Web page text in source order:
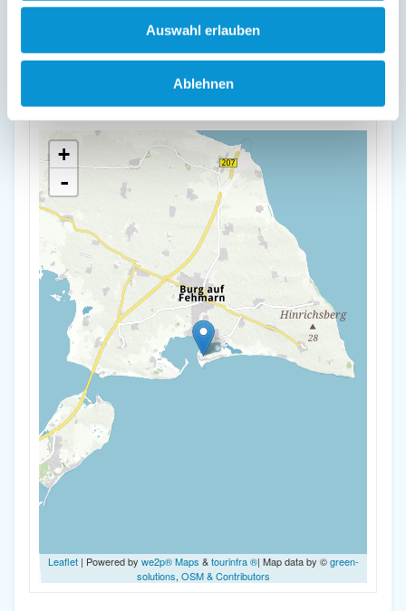
Auswahl erlauben
Ablehnen
Lage & Adresse des Objektes
"Apartment - FerienOase" mit Blick auf Yachthafen
+
-
Leaflet| Powered by we2p® Maps &tourinfra ®| Map data by ©green-
solutions, OSM & Contributors